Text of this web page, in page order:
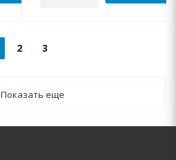
2 3
Показать еще